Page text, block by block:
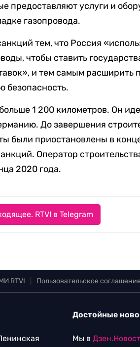
предоставляют услуги и
газопровода.
тем, что Россия
чтобы ставить
и тем самым расширить
безопасность.
1 200 километров. Он
До завершения
были приостановлены в
Оператор
2020 года.
RTVI в Telegram
RTVI Пользовательское соглашение
Достойные
Мы в